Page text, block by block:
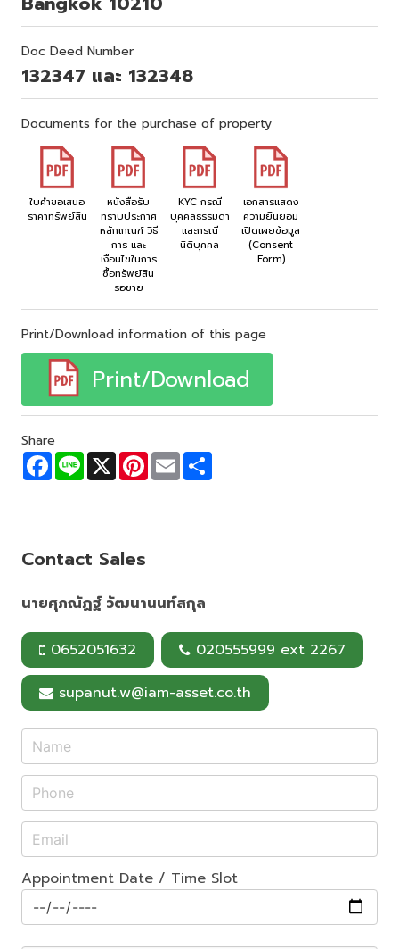
Doc Deed Number
132347 และ 132348
Documents for the purchase of property
ใบคำขอเสนอ
ราคาทรัพย์สิน
หนังสือรับ
ทราบประกาศ
หลักเกณฑ์ วิธี
การ และ
เงื่อนไขในการ
ซื้อทรัพย์สิน
รอขาย
KYC กรณี
บุคคลธรรมดา
และกรณี
นิติบุคคล
เอกสารแสดง
ความยินยอม
เปิดเผยข้อมูล
(Consent
Form)
Print/Download information of this page
Print/Download
Share
F
a
c
k
L
n
X P
n
E
m
a
Contact Sales
นายศุภณัฏฐ์ วัฒนานนท์สกุล
0652051632
020555999 ext 2267
supanut.w@iam-asset.co.th
Appointment Date / Time Slot